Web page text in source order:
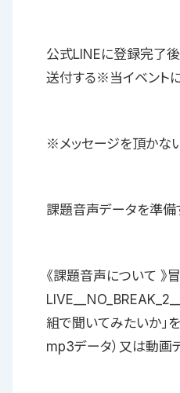
公式LINEに登録完了後
送付する※当イベント
※メッセージを頂かな
課題音声データを準備
《課題音声について 》
組で聞いてみたいか」
mp3データ）又は動画